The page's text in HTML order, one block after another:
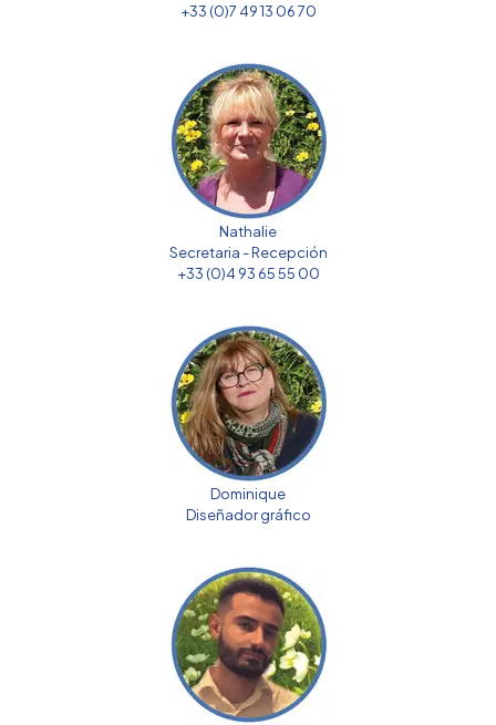
+33 (0)7 49 13 06 70
Nathalie
Secretaria - Recepción
+33 (0)4 93 65 55 00
Dominique
Diseñador gráfico